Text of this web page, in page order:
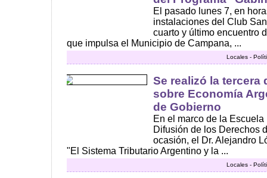
El pasado lunes 7, en
instalaciones del Club
cuarto y último encuentro
que impulsa el Municipio de Campana, ...
Locales -
Se realizó la tercera
sobre Economía
de Gobierno
En el marco de la
Difusión de los Derechos
ocasión, el Dr. Alejandro
"El Sistema Tributario Argentino y la ...
Locales -